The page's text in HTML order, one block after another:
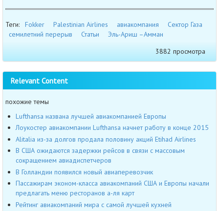
Теги: Fokker Palestinian Airlines авиакомпания
Сектор Газа
семилетний перерыв
Статьи
Эль-Ариш –Амман
3882 просмотра
Relevant Content
похожие темы
Lufthansa названа лучшей авиакомпанией Европы
Лоукостер авиакомпании Lufthansa начнет работу в конце 2015
Alitalia из-за долгов продала половину акций Etihad Airlines
В США ожидаются задержки рейсов в связи с массовым
сокращением авиадиспетчеров
В Голландии появился новый авиаперевозчик
Пассажирам эконом-класса авиакомпаний США и Европы начали
предлагать меню ресторанов а-ля карт
Рейтинг авиакомпаний мира с самой лучшей кухней